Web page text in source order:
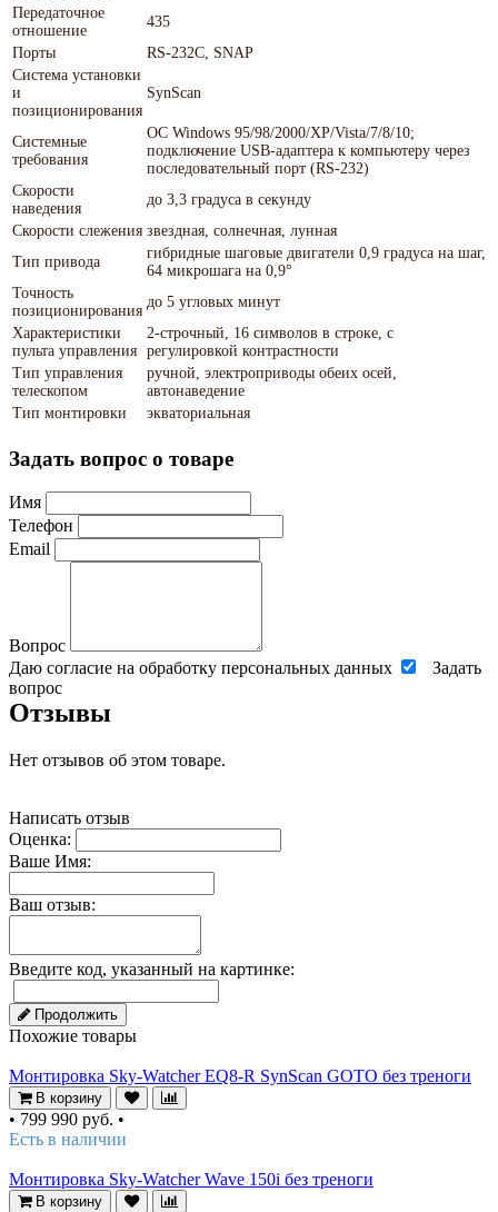
Передаточное
отношение
435
Порты
RS-232C, SNAP
Система установки
и
позиционирования
SynScan
Системные
требования
ОС Windows 95/98/2000/XP/Vista/7/8/10;
подключение USB-адаптера к компьютеру через
последовательный порт (RS-232)
Скорости
наведения
до 3,3 градуса в секунду
Скорости слежения звездная, солнечная, лунная
Тип привода
гибридные шаговые двигатели 0,9 градуса на шаг,
64 микрошага на 0,9°
Точность
позиционирования
до 5 угловых минут
Характеристики
пульта управления
2-строчный, 16 символов в строке, с
регулировкой контрастности
Тип управления
телескопом
ручной, электроприводы обеих осей,
автонаведение
Тип монтировки
экваториальная
Задать вопрос о товаре
Имя
Телефон
Email
Вопрос
Даю согласие на обработку персональных данных
Задать
вопрос
Отзывы
Нет отзывов об этом товаре.
Написать отзыв
Оценка:
Ваше Имя:
Ваш отзыв:
Введите код, указанный на картинке:
Продолжить
Похожие товары
Монтировка Sky-Watcher EQ8-R SynScan GOTO без треноги
В корзину
• 799 990 руб. •
Есть в наличии
Монтировка Sky-Watcher Wave 150i без треноги
В корзину